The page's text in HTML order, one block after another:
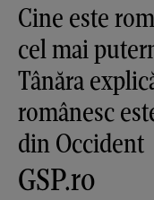
Cine este
cel mai
Tânăra
românesc
din Occident
GSP.ro